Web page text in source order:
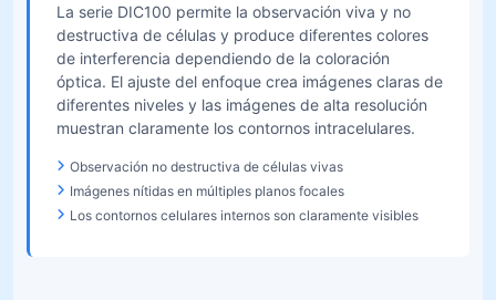
La serie DIC100 permite la observación viva y no
destructiva de células y produce diferentes colores
de interferencia dependiendo de la coloración
óptica. El ajuste del enfoque crea imágenes claras de
diferentes niveles y las imágenes de alta resolución
muestran claramente los contornos intracelulares.
Observación no destructiva de células vivas
Imágenes nítidas en múltiples planos focales
Los contornos celulares internos son claramente visibles